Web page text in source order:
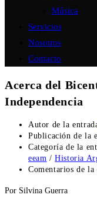
Música
Servicios
Nosotros
Contacto
Acerca del
Independencia
Autor de la
Publicación de la
Categoría de la
eeam / Historia
Comentarios de la
Por Silvina Guerra